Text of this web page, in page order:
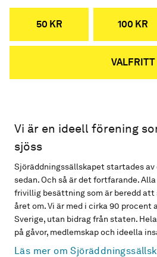
50 KR 100 KR
VALFRITT
Vi är en ideell förening
sjöss
Sjöräddningssällskapet startades av
sedan. Och så är det fortfarande.
frivillig besättning som är beredd att
året om. Vi är med i cirka 90 procent
Sverige, utan bidrag från staten.
på gåvor, medlemskap och ideella
Läs mer om